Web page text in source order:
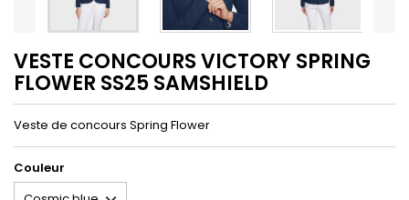
VESTE CONCOURS VICTORY SPRING
FLOWER SS25 SAMSHIELD
Veste de concours Spring Flower
Couleur